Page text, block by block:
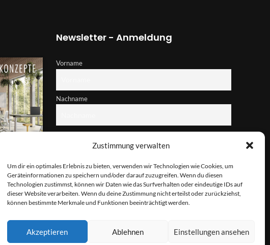
Zustimmung verwalten
Um dir ein optimales Erlebnis zu bieten, verwenden wir Technologien wie Cookies, um
Geräteinformationen zu speichern und/oder darauf zuzugreifen. Wenn du diesen
Technologien zustimmst, können wir Daten wie das Surfverhalten oder eindeutige IDs auf
dieser Website verarbeiten. Wenn du deine Zustimmung nicht erteilst oder zurückziehst,
können bestimmte Merkmale und Funktionen beeinträchtigt werden.
Akzeptieren Ablehnen Einstellungen ansehen
Newsletter - Anmeldung
Vorname
Nachname
Hiermit akzeptiere ich die Datenschutzbestimmungen